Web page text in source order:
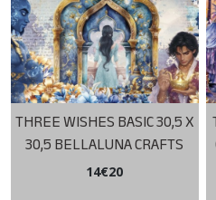
THREE WISHES BASIC 30,5 X
30,5 BELLALUNA CRAFTS
14€20